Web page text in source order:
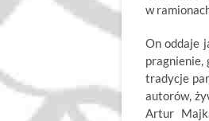
w
On oddaje
pragnienie,
tradycje
autorów,
Artur